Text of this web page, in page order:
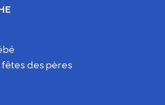
fêtes des pères